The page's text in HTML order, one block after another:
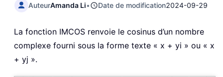
AuteurAmanda Li• Date de modification2024-09-29
La fonction IMCOS renvoie le cosinus d’un nombre
complexe fourni sous la forme texte « x + yi » ou « x
+ yj ».